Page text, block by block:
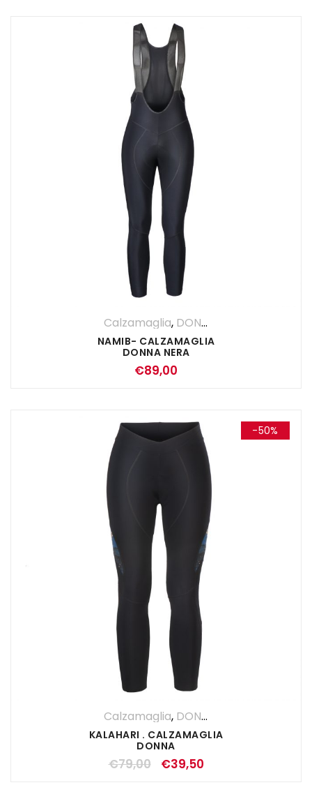
Calzamaglia, DONNA
NAMIB- CALZAMAGLIA
DONNA NERA
€89,00
-50%
Calzamaglia, DONNA
KALAHARI . CALZAMAGLIA
DONNA
€79,00 €39,50